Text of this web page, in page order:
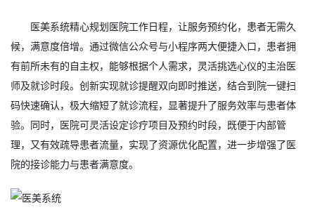
医美系统精心规划医院工作日程，让服务预约化，患者无需久
候，满意度倍增。通过微信公众号与小程序两大便捷入口，患者拥
有前所未有的自主权，能够根据个人需求，灵活挑选心仪的主治医
师及就诊时段。创新实现就诊提醒双向即时推送，结合到院一键扫
码快速确认，极大缩短了就诊流程，显著提升了服务效率与患者体
验。同时，医院可灵活设定诊疗项目及预约时段，既便于内部管
理，又有效疏导患者流量，实现了资源优化配置，进一步增强了医
院的接诊能力与患者满意度。